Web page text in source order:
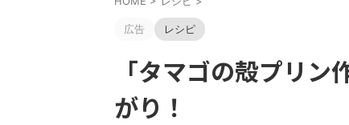
広告 レシピ
「タマゴの殻プリ
がり！